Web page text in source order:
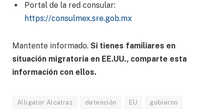
Portal de la red consular:
https://consulmex.sre.gob.mx
Mantente informado. Si tienes familiares en
situación migratoria en EE.UU., comparte esta
información con ellos.
Alligator Alcatraz detención EU gobierno